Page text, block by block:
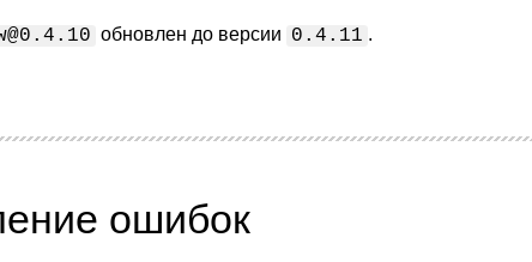
обновлен до версии 0.4.11 .
ошибок